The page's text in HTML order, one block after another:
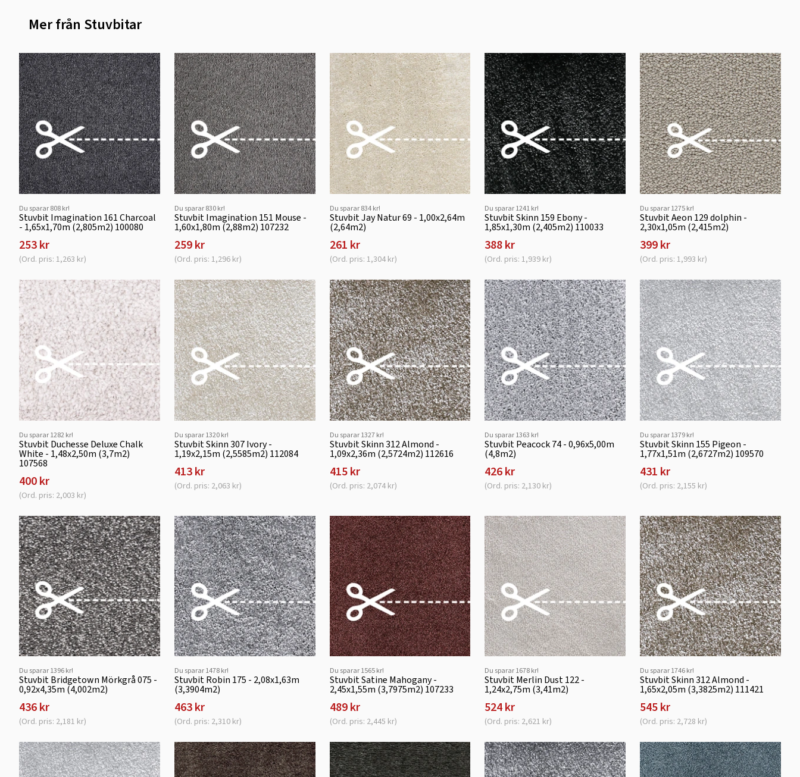
Mer från Stuvbitar
Du sparar 808 kr!
Stuvbit Imagination 161 Charcoal
- 1,65x1,70m (2,805m2) 100080
253 kr
(Ord. pris: 1,263 kr)
Du sparar 830 kr!
Stuvbit Imagination 151 Mouse -
1,60x1,80m (2,88m2) 107232
259 kr
(Ord. pris: 1,296 kr)
Du sparar 834 kr!
Stuvbit Jay Natur 69 - 1,00x2,64m
(2,64m2)
261 kr
(Ord. pris: 1,304 kr)
Du sparar 1241 kr!
Stuvbit Skinn 159 Ebony -
1,85x1,30m (2,405m2) 110033
388 kr
(Ord. pris: 1,939 kr)
Du sparar 1275 kr!
Stuvbit Aeon 129 dolphin -
2,30x1,05m (2,415m2)
399 kr
(Ord. pris: 1,993 kr)
Du sparar 1282 kr!
Stuvbit Duchesse Deluxe Chalk
White - 1,48x2,50m (3,7m2)
107568
400 kr
(Ord. pris: 2,003 kr)
Du sparar 1320 kr!
Stuvbit Skinn 307 Ivory -
1,19x2,15m (2,5585m2) 112084
413 kr
(Ord. pris: 2,063 kr)
Du sparar 1327 kr!
Stuvbit Skinn 312 Almond -
1,09x2,36m (2,5724m2) 112616
415 kr
(Ord. pris: 2,074 kr)
Du sparar 1363 kr!
Stuvbit Peacock 74 - 0,96x5,00m
(4,8m2)
426 kr
(Ord. pris: 2,130 kr)
Du sparar 1379 kr!
Stuvbit Skinn 155 Pigeon -
1,77x1,51m (2,6727m2) 109570
431 kr
(Ord. pris: 2,155 kr)
Du sparar 1396 kr!
Stuvbit Bridgetown Mörkgrå 075 -
0,92x4,35m (4,002m2)
436 kr
(Ord. pris: 2,181 kr)
Du sparar 1478 kr!
Stuvbit Robin 175 - 2,08x1,63m
(3,3904m2)
463 kr
(Ord. pris: 2,310 kr)
Du sparar 1565 kr!
Stuvbit Satine Mahogany -
2,45x1,55m (3,7975m2) 107233
489 kr
(Ord. pris: 2,445 kr)
Du sparar 1678 kr!
Stuvbit Merlin Dust 122 -
1,24x2,75m (3,41m2)
524 kr
(Ord. pris: 2,621 kr)
Du sparar 1746 kr!
Stuvbit Skinn 312 Almond -
1,65x2,05m (3,3825m2) 111421
545 kr
(Ord. pris: 2,728 kr)